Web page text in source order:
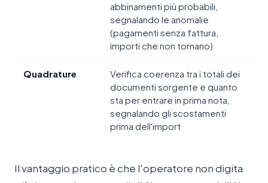
abbinamenti più probabili,
segnalando le anomalie
(pagamenti senza fattura,
importi che non tornano)
Quadrature
Verifica coerenza tra i totali dei
documenti sorgente e quanto
sta per entrare in prima nota,
segnalando gli scostamenti
prima dell'import
Il vantaggio pratico è che l'operatore non digita